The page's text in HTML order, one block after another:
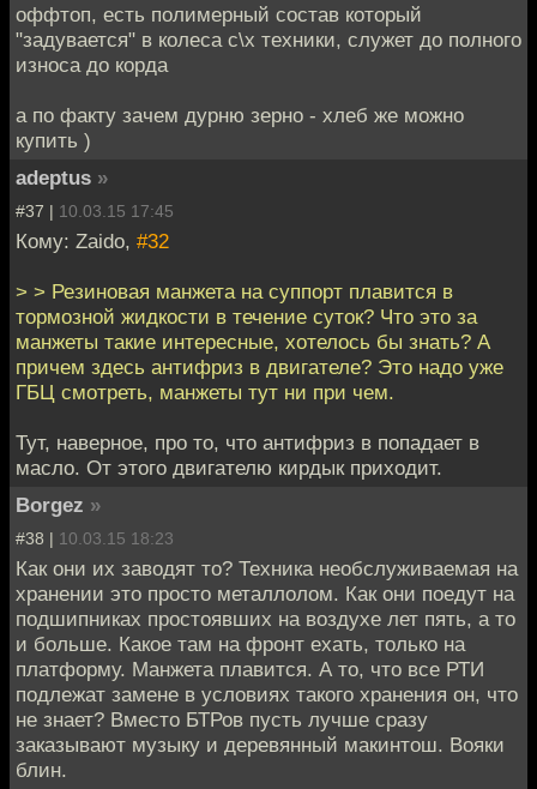
оффтоп, есть полимерный состав который
"задувается" в колеса с\х техники, служет до полного
износа до корда
а по факту зачем дурню зерно - хлеб же можно
купить )
adeptus »
#37 | 10.03.15 17:45
Кому: Zaido, #32
> > Резиновая манжета на суппорт плавится в
тормозной жидкости в течение суток? Что это за
манжеты такие интересные, хотелось бы знать? А
причем здесь антифриз в двигателе? Это надо уже
ГБЦ смотреть, манжеты тут ни при чем.
Тут, наверное, про то, что антифриз в попадает в
масло. От этого двигателю кирдык приходит.
Borgez »
#38 | 10.03.15 18:23
Как они их заводят то? Техника необслуживаемая на
хранении это просто металлолом. Как они поедут на
подшипниках простоявших на воздухе лет пять, а то
и больше. Какое там на фронт ехать, только на
платформу. Манжета плавится. А то, что все РТИ
подлежат замене в условиях такого хранения он, что
не знает? Вместо БТРов пусть лучше сразу
заказывают музыку и деревянный макинтош. Вояки
блин.